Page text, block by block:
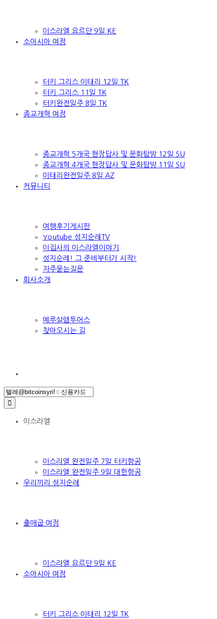
이스라엘 요르단 9일 KE
소아시아 여정
터키 그리스 이태리 12일 TK
터키 그리스 11일 TK
터키완전일주 8일 TK
종교개혁 여정
종교개혁 5개국 현장답사 및 문화탐방 12일 SU
종교개혁 4개국 현장답사 및 문화탐방 11일 SU
이태리완전일주 8일 AZ
커뮤니티
여행후기게시판
Youtube 성지순례TV
이집사의 이스라엘이야기
성지순례! 그 준비부터가 시작!
자주묻는질문
회사소개
예루살렘투어스
찾아오시는 길
Search
for:
이스라엘
이스라엘 완전일주 7일 터키항공
이스라엘 완전일주 9일 대한항공
우리끼리 성지순례
출애굽 여정
이스라엘 요르단 9일 KE
소아시아 여정
터키 그리스 이태리 12일 TK